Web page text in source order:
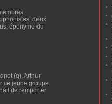
deux
éponyme du
(g), Arthur
ce jeune groupe
de remporter